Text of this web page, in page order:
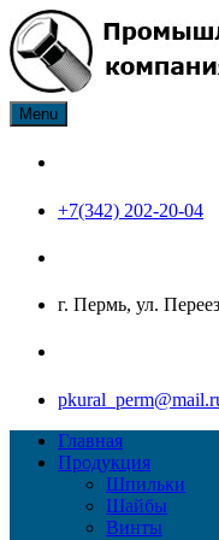
Skip
to
content
ПК Урал производитель
Menu
+7(342) 202-20-04
г. Пермь, ул.
Главная
Продукция
Шпильки
Шайбы
Винты